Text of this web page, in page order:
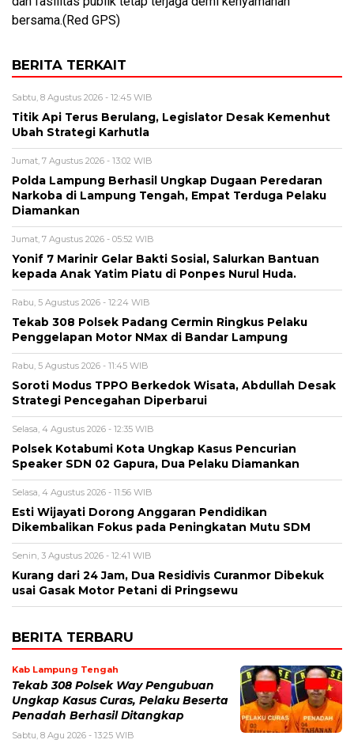
bersama.(Red GPS)
BERITA TERKAIT
Sabtu, 8 Agustus 2026 - 12:45 WIB
Titik Api Terus Berulang, Legislator Desak Kemenhut
Ubah Strategi Karhutla
Jumat, 7 Agustus 2026 - 13:02 WIB
Polda Lampung Berhasil Ungkap Dugaan Peredaran
Narkoba di Lampung Tengah, Empat Terduga Pelaku
Diamankan
Jumat, 7 Agustus 2026 - 05:52 WIB
Yonif 7 Marinir Gelar Bakti Sosial, Salurkan Bantuan
kepada Anak Yatim Piatu di Ponpes Nurul Huda.
Rabu, 5 Agustus 2026 - 12:24 WIB
Tekab 308 Polsek Padang Cermin Ringkus Pelaku
Penggelapan Motor NMax di Bandar Lampung
Rabu, 5 Agustus 2026 - 11:45 WIB
Soroti Modus TPPO Berkedok Wisata, Abdullah Desak
Strategi Pencegahan Diperbarui
Selasa, 4 Agustus 2026 - 12:35 WIB
Polsek Kotabumi Kota Ungkap Kasus Pencurian
Speaker SDN 02 Gapura, Dua Pelaku Diamankan
Selasa, 4 Agustus 2026 - 11:56 WIB
Esti Wijayati Dorong Anggaran Pendidikan
Dikembalikan Fokus pada Peningkatan Mutu SDM
Senin, 3 Agustus 2026 - 12:41 WIB
Kurang dari 24 Jam, Dua Residivis Curanmor Dibekuk
usai Gasak Motor Petani di Pringsewu
BERITA TERBARU
Kab Lampung Tengah
Tekab 308 Polsek Way Pengubuan
Ungkap Kasus Curas, Pelaku Beserta
Penadah Berhasil Ditangkap
Sabtu, 8 Agu 2026 - 13:25 WIB